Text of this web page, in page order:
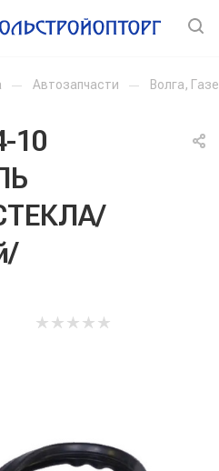
— Автозапчасти — Волга,
10